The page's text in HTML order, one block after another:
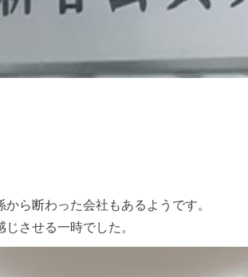
ら断わった会社もあるようです。
させる一時でした。